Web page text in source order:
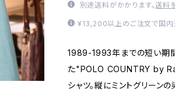
別途送料がかかります。送料
¥13,200以上のご注文で国内
1989-1993年までの短い期
た"POLO COUNTRY by
シャツ。縦にミントグリーン